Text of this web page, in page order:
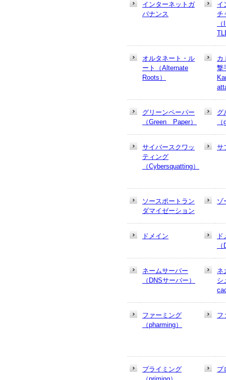
インターネットガ
バナンス
イ
チ
オルタネート・ル
ート（Alternate
Roots）
カ
撃
グリーンペーパー
（Green Paper）
グ
サイバースクワッ
ティング
（Cybersquatting）
サ
ソースポートラン
ダマイゼーション
ゾ
ドメイン
ネームサーバー
（DNSサーバー）
ネ
シ
ファーミング
（pharming）
フ
プライミング
プ